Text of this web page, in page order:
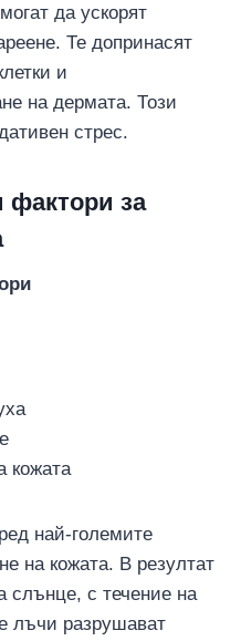
да ускорят
Те допринасят
и
на дермата. Този
стрес.
за
кожата
най-големите
на кожата. В резултат
слънце, с течение на
лъчи разрушават